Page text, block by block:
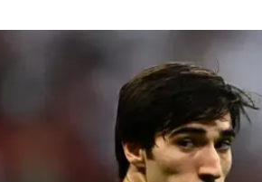
הפועל תל אביב
הפועל באר שבע
בני יהודה
ליגה